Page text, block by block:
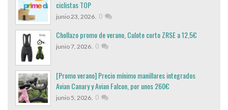
ciclistas TOP
junio 23, 2026, 0
Chollazo promo de verano, Culote corto ZRSE a 12,5€
junio 7, 2026, 0
[Promo verano] Precio mínimo manillares integrados
Avian Canary y Avian Falcon, por unos 260€
junio 5, 2026, 0